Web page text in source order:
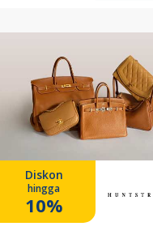
Diskon
hingga
10%